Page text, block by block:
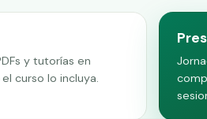
y tutorías en
curso lo incluya.